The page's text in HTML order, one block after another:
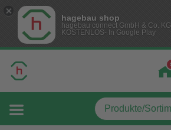
hagebau shop
hagebau connect GmbH & Co. KG
KOSTENLOS- In Google Play